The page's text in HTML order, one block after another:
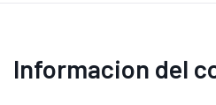
Informacion del